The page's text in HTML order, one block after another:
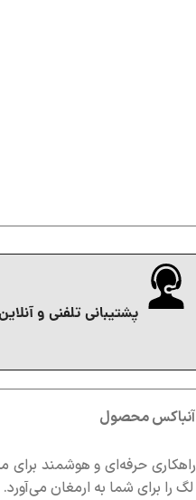
پشتیبانی تلفنی و
آنباکس محصول
راهکاری حرفه‌ای و هوشمند